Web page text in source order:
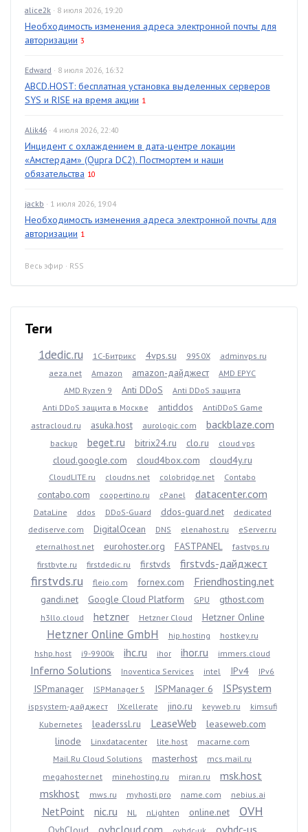
alice2k · 8 июля 2026, 19:20
Необходимость изменения адреса электронной почты для
авторизации 3
Edward · 8 июля 2026, 16:32
ABCD.HOST: бесплатная установка выделенных серверов
SYS и RISE на время акции 1
Alik46 · 4 июля 2026, 22:40
Инцидент с охлаждением в дата-центре локации
«Амстердам» (Qupra DC2). Постмортем и наши
обязательства 10
jackb · 1 июля 2026, 19:04
Необходимость изменения адреса электронной почты для
авторизации 1
Весь эфир · RSS
Теги
1dedic.ru 1С-Битрикс 4vps.su 9950X
adminvps.ru
aeza.net
Amazon amazon-дайджест
AMD EPYC
AMD Ryzen 9
Anti DDoS
Anti DDoS защита
Anti DDoS защита в Москве
antiddos
AntiDDoS Game
astracloud.ru
asuka.host aurologic.com backblaze.com
backup beget.ru bitrix24.ru clo.ru cloud vps
cloud.google.com cloud4box.com cloud4y.ru
CloudLITE.ru cloudns.net colobridge.net Contabo
contabo.com coopertino.ru cPanel datacenter.com
DataLine ddos DDoS-Guard ddos-guard.net
dedicated
dediserve.com
DigitalOcean DNS elenahost.ru
eServer.ru
eternalhost.net
eurohoster.org FASTPANEL
fastvps.ru
firstbyte.ru
firstdedic.ru firstvds firstvds-дайджест
firstvds.ru fleio.com fornex.com Friendhosting.net
gandi.net Google Cloud Platform GPU gthost.com
h3llo.cloud hetzner Hetzner Cloud Hetzner Online
Hetzner Online GmbH hip.hosting
hostkey.ru
hshp.host
i9-9900k ihc.ru ihor ihor.ru immers.cloud
Inferno Solutions Inoventica Services intel IPv4 IPv6
ISPmanager ISPManager 5 ISPManager 6 ISPsystem
ispsystem-дайджест IXcellerate jino.ru keyweb.ru
kimsufi
Kubernetes
leaderssl.ru LeaseWeb
leaseweb.com
linode
Linxdatacenter lite.host
macarne.com
Mail.Ru Cloud Solutions
masterhost
mcs.mail.ru
megahoster.net
minehosting.ru miran.ru
msk.host
mskhost
mws.ru myhosti.pro name.com nebius.ai
NetPoint nic.ru NL nLighten online.net OVH
ovhcloud.com ovhdc-us